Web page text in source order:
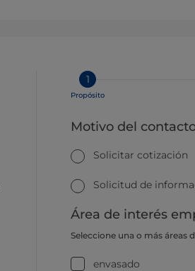
1
Propósito
Motivo del
Solicitar cotización
Solicitud de
Área de interés
Seleccione una o más áreas
envasado